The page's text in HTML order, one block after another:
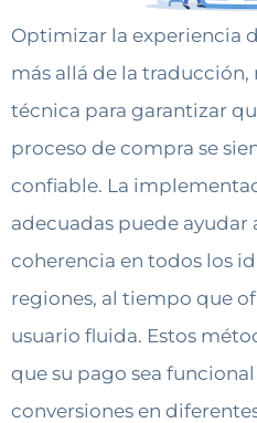
Optimizar la experiencia
más allá de la
técnica para garantizar
proceso de compra se
confiable. La
adecuadas puede ayudar
coherencia en todos los
regiones, al tiempo que
usuario fluida. Estos
que su pago sea
conversiones en